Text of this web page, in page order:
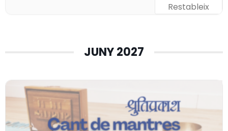
Restableix
JUNY 2027